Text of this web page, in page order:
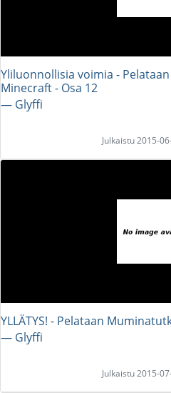
Yliluonnollisia voimia -
Minecraft - Osa 12
― Glyffi
Julkaistu 2015-
YLLÄTYS! - Pelataan
― Glyffi
Julkaistu 2015-